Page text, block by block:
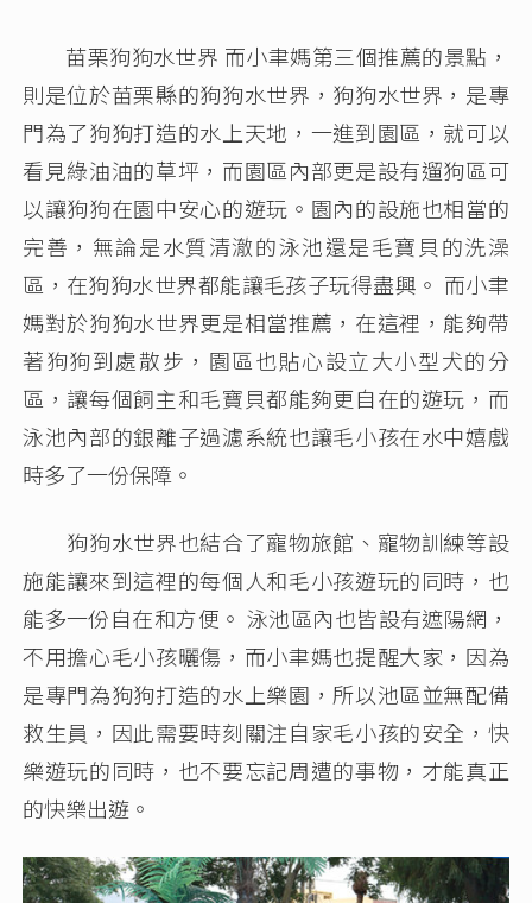
苗栗狗狗水世界 而小聿媽第三個推薦的景點，
則是位於苗栗縣的狗狗水世界，狗狗水世界，是專
門為了狗狗打造的水上天地，一進到園區，就可以
看見綠油油的草坪，而園區內部更是設有遛狗區可
以讓狗狗在園中安心的遊玩。園內的設施也相當的
完善，無論是水質清澈的泳池還是毛寶貝的洗澡
區，在狗狗水世界都能讓毛孩子玩得盡興。 而小聿
媽對於狗狗水世界更是相當推薦，在這裡，能夠帶
著狗狗到處散步，園區也貼心設立大小型犬的分
區，讓每個飼主和毛寶貝都能夠更自在的遊玩，而
泳池內部的銀離子過濾系統也讓毛小孩在水中嬉戲
時多了一份保障。
狗狗水世界也結合了寵物旅館、寵物訓練等設
施能讓來到這裡的每個人和毛小孩遊玩的同時，也
能多一份自在和方便。 泳池區內也皆設有遮陽網，
不用擔心毛小孩曬傷，而小聿媽也提醒大家，因為
是專門為狗狗打造的水上樂園，所以池區並無配備
救生員，因此需要時刻關注自家毛小孩的安全，快
樂遊玩的同時，也不要忘記周遭的事物，才能真正
的快樂出遊。